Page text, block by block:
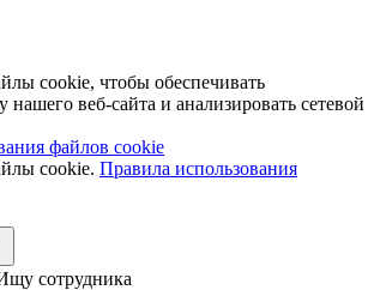
cookie, чтобы обеспечивать
нашего веб-сайта и анализировать сетевой
файлов cookie
cookie. Правила использования
сотрудника